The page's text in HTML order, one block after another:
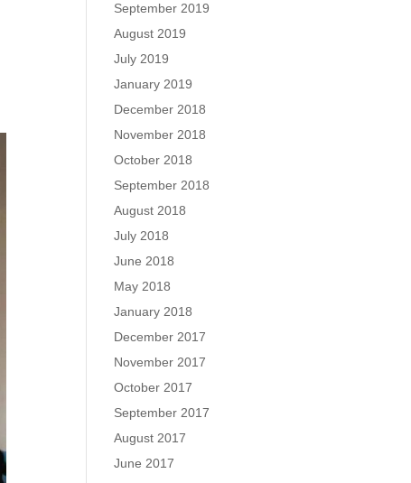
September 2019
August 2019
July 2019
January 2019
December 2018
November 2018
October 2018
September 2018
August 2018
July 2018
June 2018
May 2018
January 2018
December 2017
November 2017
October 2017
September 2017
August 2017
June 2017